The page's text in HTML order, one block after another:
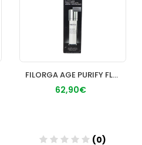
FILORGA AGE PURIFY FLUIDE 50 ML
62,90€
(0)